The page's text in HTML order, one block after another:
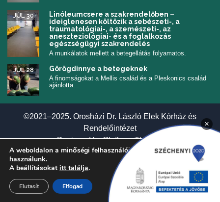
Linóleumcsere a szakrendelőben –
ideiglenesen költözik a sebészeti-, a
traumatológiai-, a szemészeti-, az
aneszteziológiai- és a foglalkozás
egészségügyi szakrendelés
JÚL 30
A munkálatok mellett a betegellátás folyamatos.
Görögdinnye a betegeknek
JÚL 28
A finomságokat a Mellis család és a Pleskonics család
ajánlotta...
©2021–2025. Orosházi Dr. László Elek Kórház és
Rendelőintézet
Designed byPlethora Themes
A weboldalon a minőségi felhasználói élmény érdekében sütiket
használunk.
A beállításokat itt találja.
Elfogad
Elutasít
×